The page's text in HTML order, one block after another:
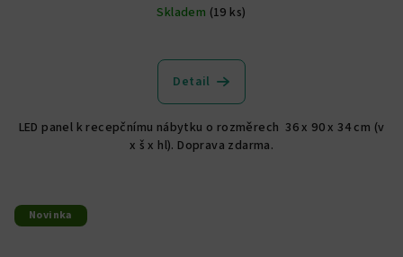
Skladem (19 ks)
Detail
LED panel k recepčnímu nábytku o rozměrech 36 x 90 x 34 cm (v
x š x hl). Doprava zdarma.
Novinka